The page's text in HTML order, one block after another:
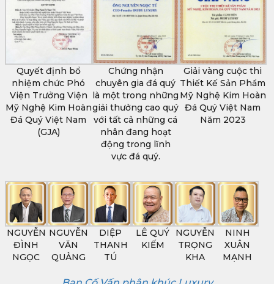
Quyết định bổ
nhiệm chức Phó
Viện Trưởng Viện
Mỹ Nghệ Kim Hoàn
Đá Quý Việt Nam
(GJA)
Chứng nhận
chuyên gia đá quý
là một trong những
giải thưởng cao quý
với tất cả những cá
nhân đang hoạt
động trong lĩnh
vực đá quý.
Giải vàng cuộc thi
Thiết Kế Sản Phẩm
Mỹ Nghệ Kim Hoàn
Đá Quý Việt Nam
Năm 2023
NGUYỄN
ĐÌNH
NGỌC
NGUYỄN
VĂN
QUẢNG
DIỆP
THANH
TÚ
LÊ QUÝ
KIẾM
NGUYỄN
TRỌNG
KHA
NINH
XUÂN
MẠNH